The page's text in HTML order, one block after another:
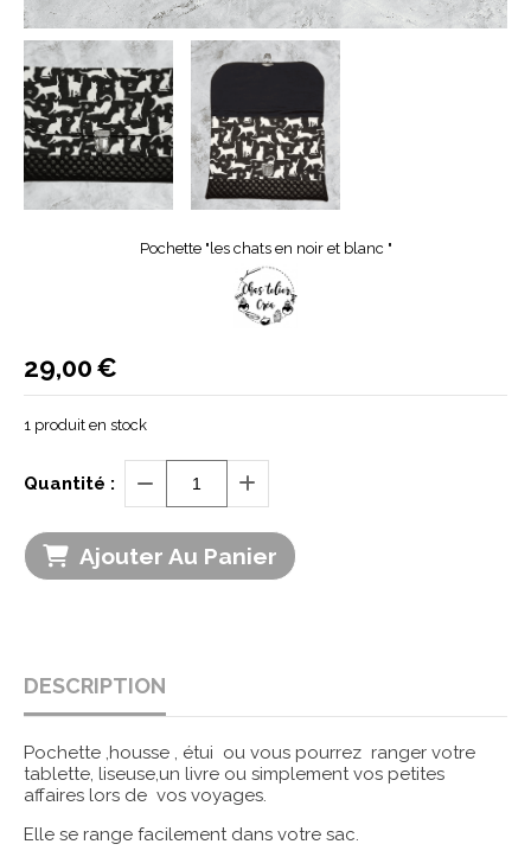
Pochette "les chats en noir et blanc "
29,00€
1 produit en stock
Quantité :
Ajouter Au Panier
DESCRIPTION
Pochette ,housse , étui ou vous pourrez ranger votre
tablette, liseuse,un livre ou simplement vos petites
affaires lors de vos voyages.
Elle se range facilement dans votre sac.